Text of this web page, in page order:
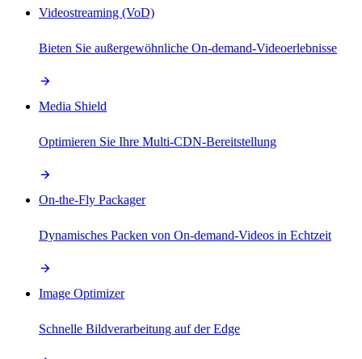
Videostreaming (VoD)
Bieten Sie außergewöhnliche On-demand-Videoerlebnisse
Media Shield
Optimieren Sie Ihre Multi-CDN-Bereitstellung
On-the-Fly Packager
Dynamisches Packen von On-demand-Videos in Echtzeit
Image Optimizer
Schnelle Bildverarbeitung auf der Edge